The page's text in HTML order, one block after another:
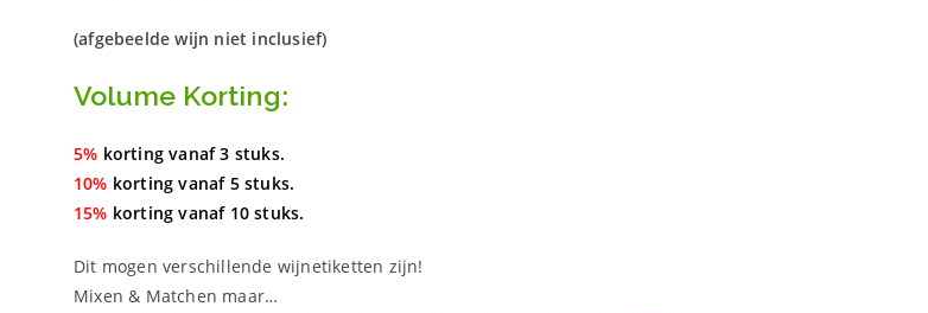
(afgebeelde wijn niet inclusief)
Volume Korting:
5% korting vanaf 3 stuks.
10% korting vanaf 5 stuks.
15% korting vanaf 10 stuks.
Dit mogen verschillende wijnetiketten zijn!
Mixen & Matchen maar…